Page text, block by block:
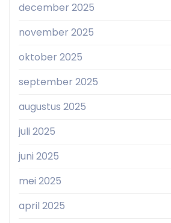
december 2025
november 2025
oktober 2025
september 2025
augustus 2025
juli 2025
juni 2025
mei 2025
april 2025